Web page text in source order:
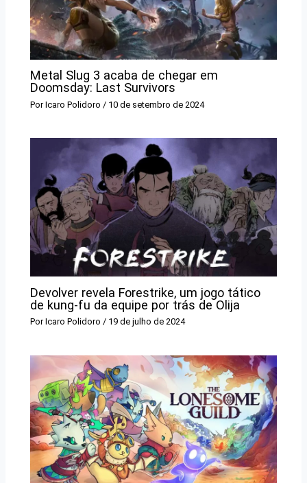
Metal Slug 3 acaba de chegar em
Doomsday: Last Survivors
PorIcaro Polidoro / 10 de setembro de 2024
Devolver revela Forestrike, um jogo tático
de kung-fu da equipe por trás de Olija
PorIcaro Polidoro/ 19 de julho de 2024